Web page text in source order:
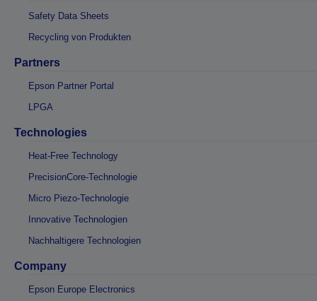
Safety Data Sheets
Recycling von Produkten
Partners
Epson Partner Portal
LPGA
Technologies
Heat-Free Technology
PrecisionCore-Technologie
Micro Piezo-Technologie
Innovative Technologien
Nachhaltigere Technologien
Company
Epson Europe Electronics